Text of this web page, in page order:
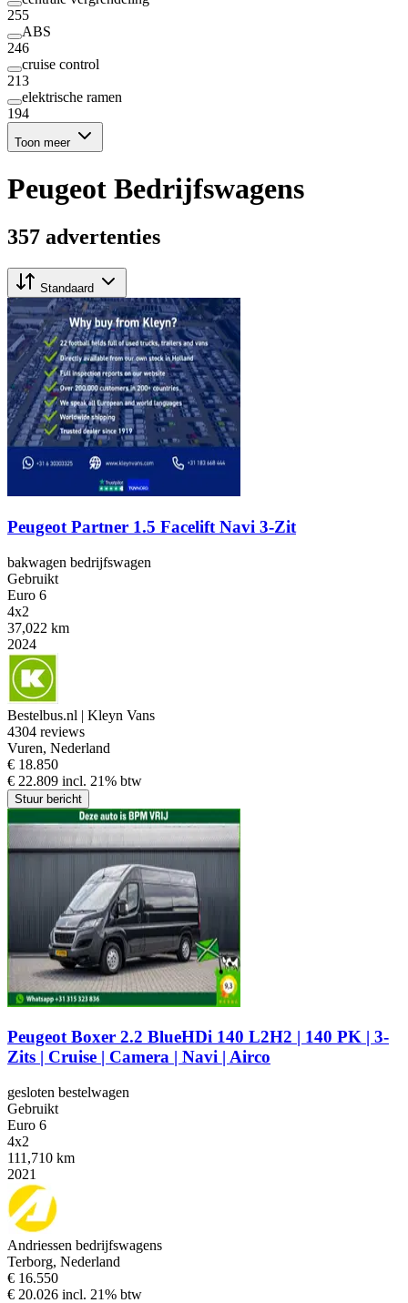
255
ABS
246
cruise control
213
elektrische ramen
194
Toon meer
Peugeot Bedrijfswagens
357 advertenties
Standaard
Peugeot Partner 1.5 Facelift Navi 3-Zit
bakwagen bedrijfswagen
Gebruikt
Euro 6
4x2
37,022 km
2024
Bestelbus.nl | Kleyn Vans
4304 reviews
Vuren, Nederland
€ 18.850
€ 22.809 incl. 21% btw
Stuur bericht
Peugeot Boxer 2.2 BlueHDi 140 L2H2 | 140 PK | 3-
Zits | Cruise | Camera | Navi | Airco
gesloten bestelwagen
Gebruikt
Euro 6
4x2
111,710 km
2021
Andriessen bedrijfswagens
Terborg, Nederland
€ 16.550
€ 20.026 incl. 21% btw